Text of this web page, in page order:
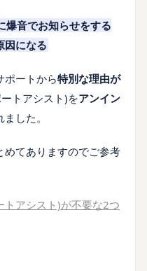
音でお知らせをする
因になる
ポートから特別な理由が
トアシスト)をアンイン
した。
てありますのでご参考
トアシスト)が不要な2つ